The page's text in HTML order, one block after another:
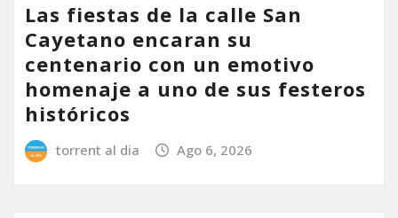
Las fiestas de la calle San
Cayetano encaran su
centenario con un emotivo
homenaje a uno de sus festeros
históricos
torrent al dia Ago 6, 2026